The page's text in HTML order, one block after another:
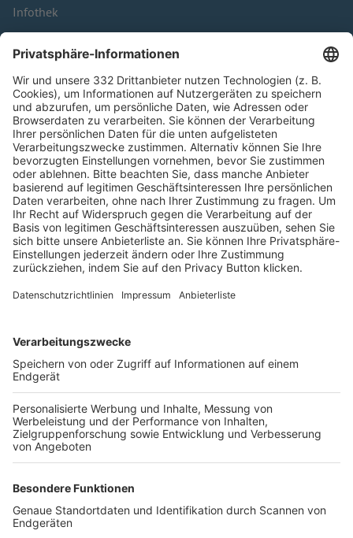
Infothek
Kontakt
HÄUFIG BESUCHTE SEITEN
Pässe und Vereinswechsel
Trainerausbildung
Schulungsangebot Vereinsmitarbeiter
BFV-Geschäftsstellen
Trainerbörse
Login SpielPlus
FOLGE DEM BFV
TOP-VEREINE
TOP-PARTNER